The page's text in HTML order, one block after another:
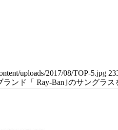
uploads/2017/08/TOP-5.jpg
ンド「 Ray-Ban｣のサングラス